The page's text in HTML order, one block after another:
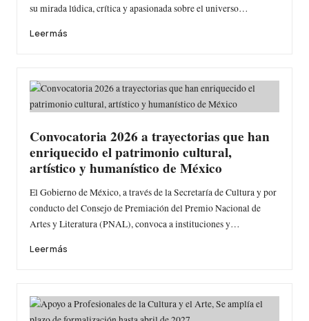
su mirada lúdica, crítica y apasionada sobre el universo…
Leer más
Convocatoria 2026 a trayectorias que han
enriquecido el patrimonio cultural,
artístico y humanístico de México
El Gobierno de México, a través de la Secretaría de Cultura y por
conducto del Consejo de Premiación del Premio Nacional de
Artes y Literatura (PNAL), convoca a instituciones y…
Leer más